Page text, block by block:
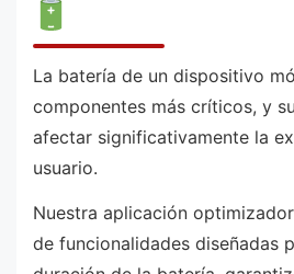
La batería de un dispositivo
componentes más críticos, y
afectar significativamente la
usuario.
Nuestra aplicación
de funcionalidades diseñadas